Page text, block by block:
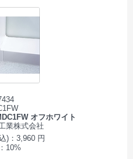
オフホワイト
業株式会社
)：3,960 円
10%